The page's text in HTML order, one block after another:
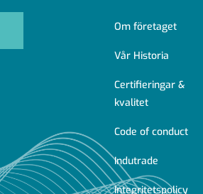
Om företaget
Vår Historia
Certifieringar &
kvalitet
Code of conduct
Indutrade
Integritetspolicy